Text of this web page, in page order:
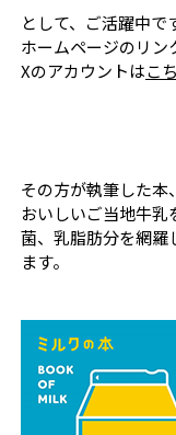
として、ご活躍中で
ホームページのリン
Xのアカウントはこ
その方が執筆した本
おいしいご当地牛
菌、乳脂肪分を網羅
ます。